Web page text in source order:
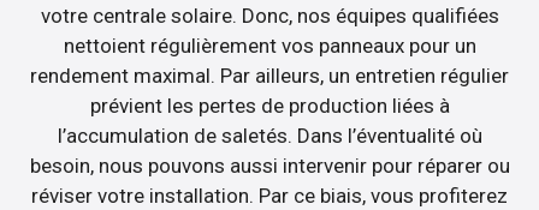
votre centrale solaire. Donc, nos équipes qualifiées
nettoient régulièrement vos panneaux pour un
rendement maximal. Par ailleurs, un entretien régulier
prévient les pertes de production liées à
l’accumulation de saletés. Dans l’éventualité où
besoin, nous pouvons aussi intervenir pour réparer ou
réviser votre installation. Par ce biais, vous profiterez